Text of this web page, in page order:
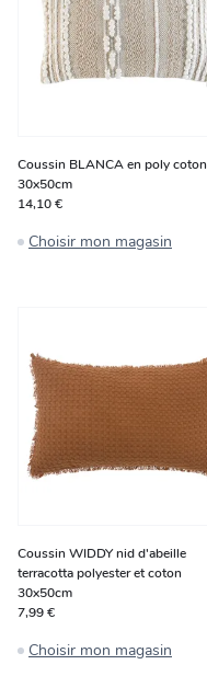
Coussin BLANCA en poly coton
30x50cm
14,10 €
Choisir mon magasin
Coussin WIDDY nid d'abeille
terracotta polyester et coton
30x50cm
7,99 €
Choisir mon magasin